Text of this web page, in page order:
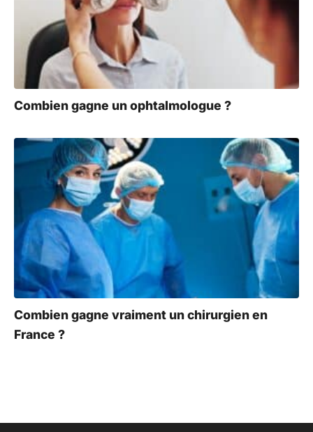
Combien gagne un ophtalmologue ?
Combien gagne vraiment un chirurgien en
France ?